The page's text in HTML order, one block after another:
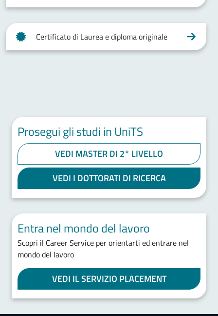
Certificato di Laurea e diploma originale
Prosegui gli studi in UniTS
VEDI MASTER DI 2° LIVELLO
VEDI I DOTTORATI DI RICERCA
Entra nel mondo del lavoro
Scopri il Career Service per orientarti ed entrare nel
mondo del lavoro
VEDI IL SERVIZIO PLACEMENT